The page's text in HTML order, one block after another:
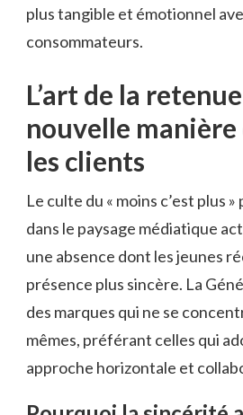
plus tangible et émotionnel
consommateurs.
L’art de la
nouvelle manière
les clients
Le culte du « moins c’est plus
dans le paysage médiatique
une absence dont les jeunes
présence plus sincère. La
des marques qui ne se
mêmes, préférant celles qui
approche horizontale et